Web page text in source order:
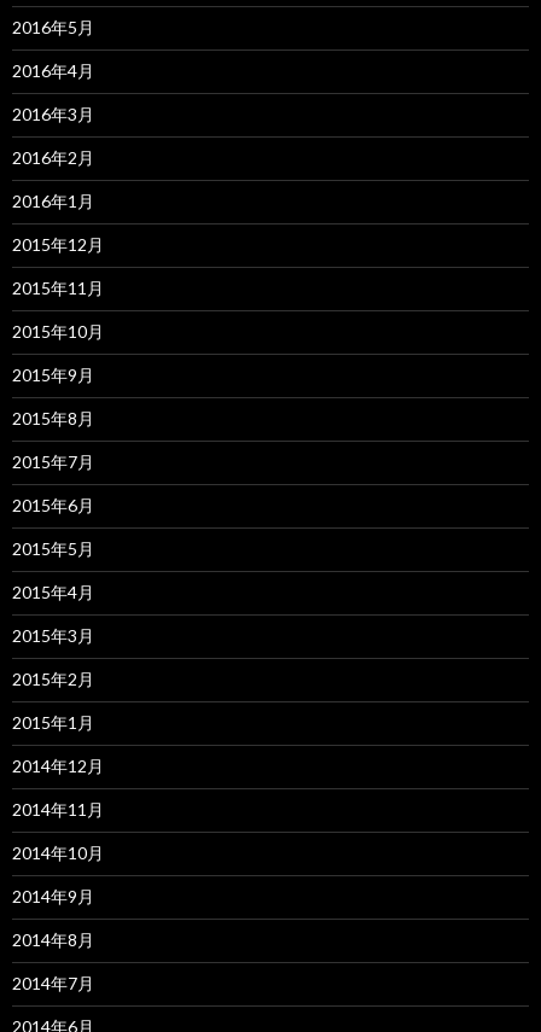
2016年5月
2016年4月
2016年3月
2016年2月
2016年1月
2015年12月
2015年11月
2015年10月
2015年9月
2015年8月
2015年7月
2015年6月
2015年5月
2015年4月
2015年3月
2015年2月
2015年1月
2014年12月
2014年11月
2014年10月
2014年9月
2014年8月
2014年7月
2014年6月